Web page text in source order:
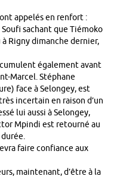
appelés en renfort :
sachant que Tiémoko
Rigny dimanche dernier,
également avant
Marcel. Stéphane
face à Selongey, est
incertain en raison d’un
lui aussi à Selongey,
Mpindi est retourné au
faire confiance aux
maintenant, d’être à la